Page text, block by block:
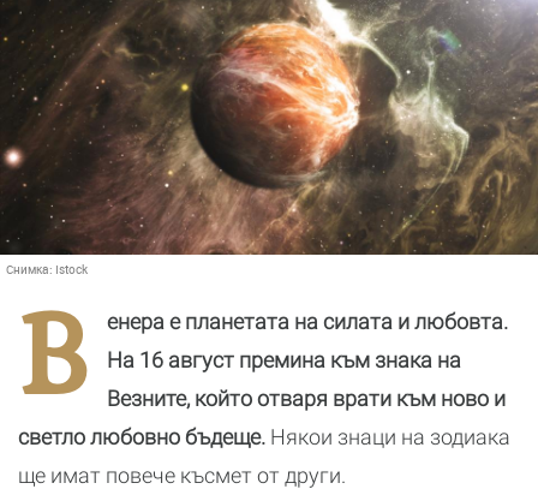
Снимка: Istock
В
енера е планетата на силата и любовта.
На 16 август премина към знака на
Везните, който отваря врати към ново и
светло любовно бъдеще. Някои знаци на зодиака
ще имат повече късмет от други.